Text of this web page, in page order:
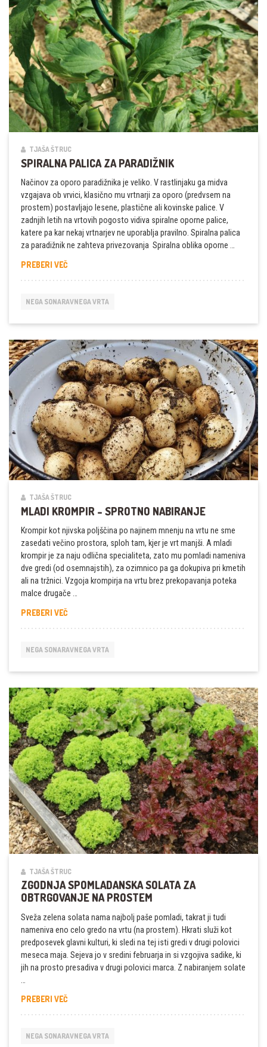
TJAŠA ŠTRUC
SPIRALNA PALICA ZA PARADIŽNIK
Načinov za oporo paradižnika je veliko. V rastlinjaku ga midva
vzgajava ob vrvici, klasično mu vrtnarji za oporo (predvsem na
prostem) postavljajo lesene, plastične ali kovinske palice. V
zadnjih letih na vrtovih pogosto vidiva spiralne oporne palice,
katere pa kar nekaj vrtnarjev ne uporablja pravilno. Spiralna palica
za paradižnik ne zahteva privezovanja Spiralna oblika oporne …
PREBERI VEČSPIRALNA
PARADIŽNIK
NEGA SONARAVNEGA VRTA
TJAŠA ŠTRUC
MLADI KROMPIR – SPROTNO NABIRANJE
Krompir kot njivska poljščina po najinem mnenju na vrtu ne sme
zasedati večino prostora, sploh tam, kjer je vrt manjši. A mladi
krompir je za naju odlična specialiteta, zato mu pomladi nameniva
dve gredi (od osemnajstih), za ozimnico pa ga dokupiva pri kmetih
ali na tržnici. Vzgoja krompirja na vrtu brez prekopavanja poteka
malce drugače …
PREBERI VEČMLADI
SPROTNO
NEGA SONARAVNEGA VRTA
TJAŠA ŠTRUC
ZGODNJA SPOMLADANSKA SOLATA ZA
OBTRGOVANJE NA PROSTEM
Sveža zelena solata nama najbolj paše pomladi, takrat ji tudi
nameniva eno celo gredo na vrtu (na prostem). Hkrati služi kot
predposevek glavni kulturi, ki sledi na tej isti gredi v drugi polovici
meseca maja. Sejeva jo v sredini februarja in si vzgojiva sadike, ki
jih na prosto presadiva v drugi polovici marca. Z nabiranjem solate
PREBERI VEČZGODNJA
ZA
NEGA SONARAVNEGA VRTA